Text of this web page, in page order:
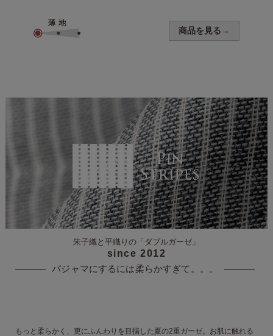
商品を見る→
パジャマにするには柔らかすぎて。。。
朱子織と平織りの 「ダブルガーゼ」
since 2012
もっと柔らかく、更にふんわりを目指した夏の2重ガーゼ。 お肌に触れる